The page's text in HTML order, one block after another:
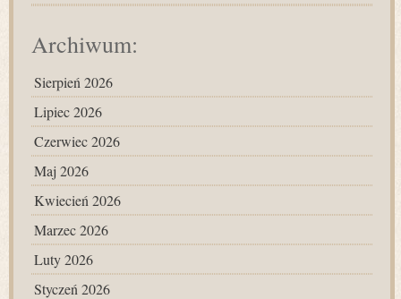
Archiwum:
Sierpień 2026
Lipiec 2026
Czerwiec 2026
Maj 2026
Kwiecień 2026
Marzec 2026
Luty 2026
Styczeń 2026